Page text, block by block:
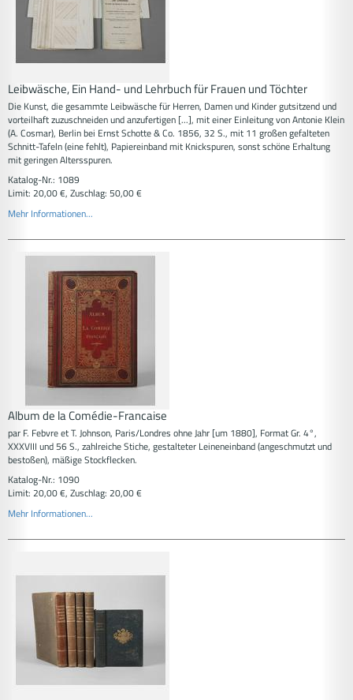
Leibwäsche, Ein Hand- und Lehrbuch für Frauen und Töchter
Die Kunst, die gesammte Leibwäsche für Herren, Damen und Kinder gutsitzend und
vorteilhaft zuzuschneiden und anzufertigen [...], mit einer Einleitung von Antonie Klein
(A. Cosmar), Berlin bei Ernst Schotte & Co. 1856, 32 S., mit 11 großen gefalteten
Schnitt-Tafeln (eine fehlt), Papiereinband mit Knickspuren, sonst schöne Erhaltung
mit geringen Altersspuren.
Katalog-Nr.: 1089
Limit: 20,00 €, Zuschlag: 50,00 €
Mehr Informationen...
Album de la Comédie-Francaise
par F. Febvre et T. Johnson, Paris/Londres ohne Jahr [um 1880], Format Gr. 4°,
XXXVIII und 56 S., zahlreiche Stiche, gestalteter Leineneinband (angeschmutzt und
bestoßen), mäßige Stockflecken.
Katalog-Nr.: 1090
Limit: 20,00 €, Zuschlag: 20,00 €
Mehr Informationen...